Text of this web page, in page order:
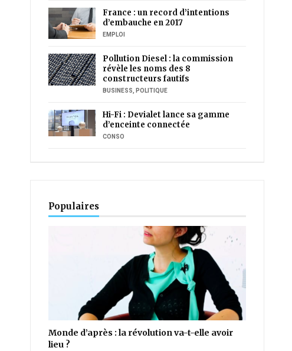
France : un record d’intentions
d’embauche en 2017
EMPLOI
Pollution Diesel : la commission
révèle les noms des 8
constructeurs fautifs
BUSINESS, POLITIQUE
Hi-Fi : Devialet lance sa gamme
d’enceinte connectée
CONSO
Populaires
Monde d’après : la révolution va-t-elle avoir
lieu ?